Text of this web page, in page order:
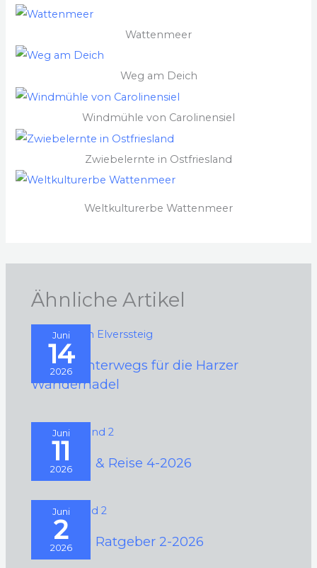
Wattenmeer
Weg am Deich
Windmühle von Carolinensiel
Zwiebelernte in Ostfriesland
Weltkulturerbe Wattenmeer
Ähnliche Artikel
Juni
14
2026
2026 – Unterwegs für die Harzer
Wandernadel
Juni
11
2026
Camping & Reise 4-2026
Juni
2
2026
Camping Ratgeber 2-2026